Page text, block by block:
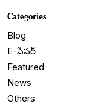
Categories
Blog
E-పేపర్
Featured
News
Others